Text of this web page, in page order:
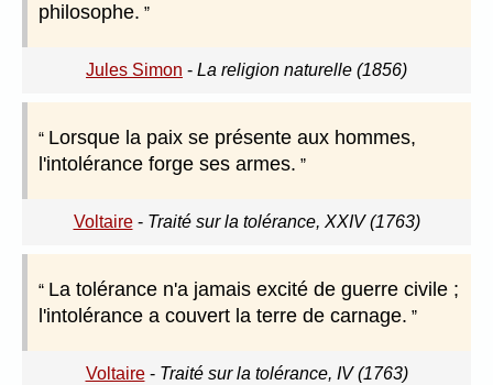
philosophe.
Jules Simon - La religion naturelle (1856)
Lorsque la paix se présente aux hommes,
l'intolérance forge ses armes.
Voltaire- Traité sur la tolérance, XXIV (1763)
La tolérance n'a jamais excité de guerre civile ;
l'intolérance a couvert la terre de carnage.
Voltaire- Traité sur la tolérance, IV (1763)